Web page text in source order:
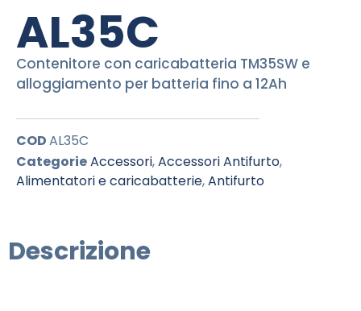
AL35C
Contenitore con caricabatteria TM35SW e
alloggiamento per batteria fino a 12Ah
CODAL35C
CategorieAccessori,Accessori Antifurto,
Alimentatori e caricabatterie,Antifurto
Descrizione